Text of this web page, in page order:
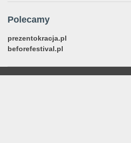
Polecamy
prezentokracja.pl
beforefestival.pl